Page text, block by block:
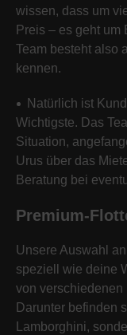
wissen, dass um
Preis – es geht
Team besteht also
kennen.
Natürlich ist
Wichtigste. Das
Situation,
Urus über das
Beratung bei
Premium-
Unsere Auswahl
speziell wie deine
von verschiedenen
Darunter befinden
Lamborghini,